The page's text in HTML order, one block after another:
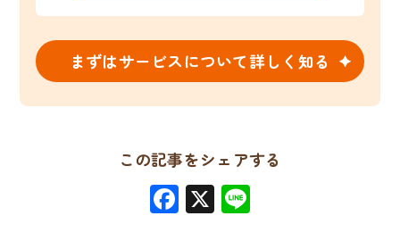
まずはサービスについて詳しく知る
この記事をシェアする
Facebook
X